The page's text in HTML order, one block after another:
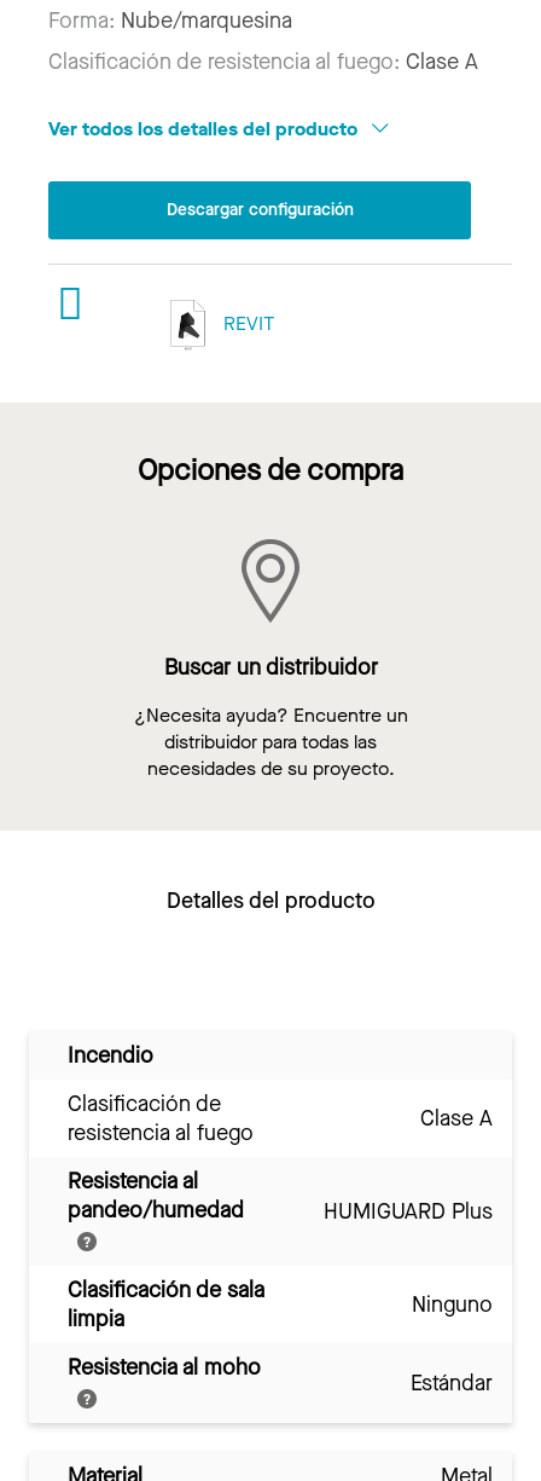
Forma: Nube/marquesina
Clasificación de resistencia al fuego: Clase A
Ver todos los detalles del producto
Descargar configuración
REVIT
Opciones de compra
Buscar un distribuidor
¿Necesita ayuda? Encuentre un
distribuidor para todas las
necesidades de su proyecto.
Detalles del producto
Incendio
Clasificación de
resistencia al fuego
Clase A
Resistencia al
pandeo/humedad
HUMIGUARD Plus
Clasificación de sala
limpia
Ninguno
Resistencia al moho
Estándar